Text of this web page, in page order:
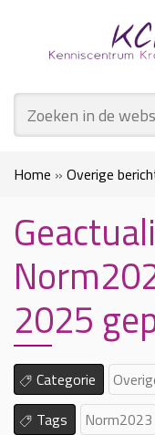
Home » Overige
Norm2023 per 1 april
2025
Categorie
Tags
Norm2023